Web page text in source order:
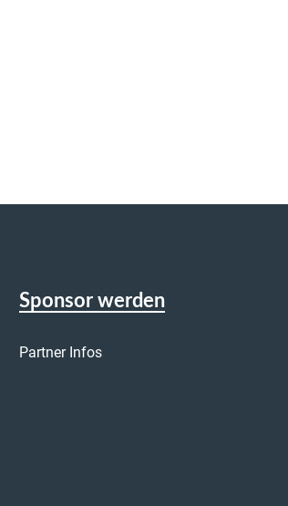
Sponsor werden
Partner Infos